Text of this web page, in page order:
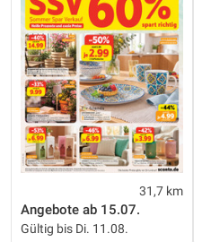
31,7 km
Angebote ab 15.07.
Gültig bis Di. 11.08.